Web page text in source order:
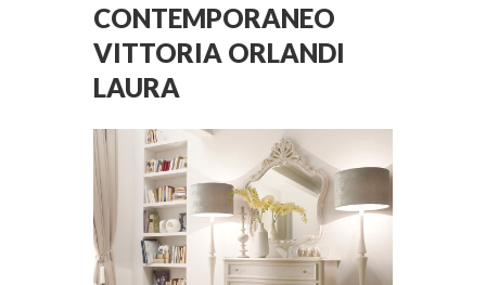
CONTEMPORANEO
VITTORIA ORLANDI
LAURA